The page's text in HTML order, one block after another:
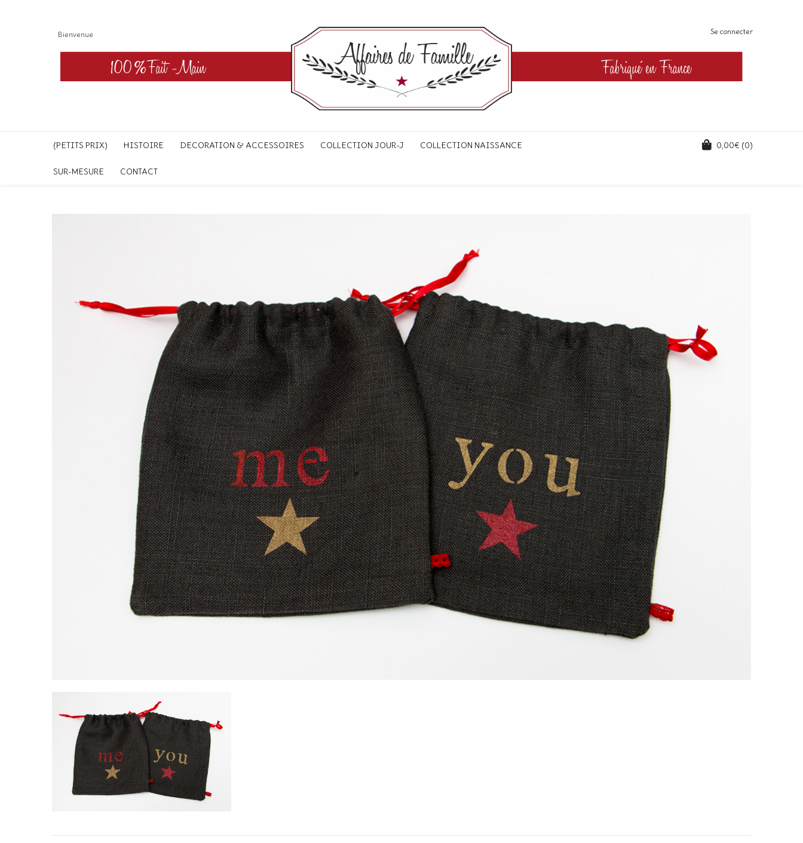
Bienvenue Se connecter
(PETITS PRIX) HISTOIRE DECORATION & ACCESSOIRES COLLECTION JOUR-J COLLECTION NAISSANCE
SUR-MESURE CONTACT
0,00€ (0)